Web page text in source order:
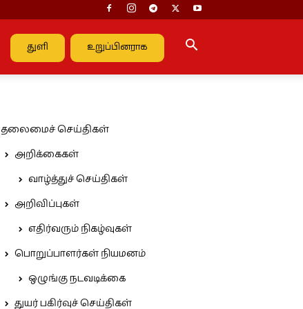
துளி உறுப்பினராக
தலைமைச் செய்திகள்
அறிக்கைகள்
வாழ்த்துச் செய்திகள்
அறிவிப்புகள்
எதிர்வரும் நிகழ்வுகள்
பொறுப்பாளர்கள் நியமனம்
ஒழுங்கு நடவடிக்கை
துயர் பகிர்வுச் செய்திகள்